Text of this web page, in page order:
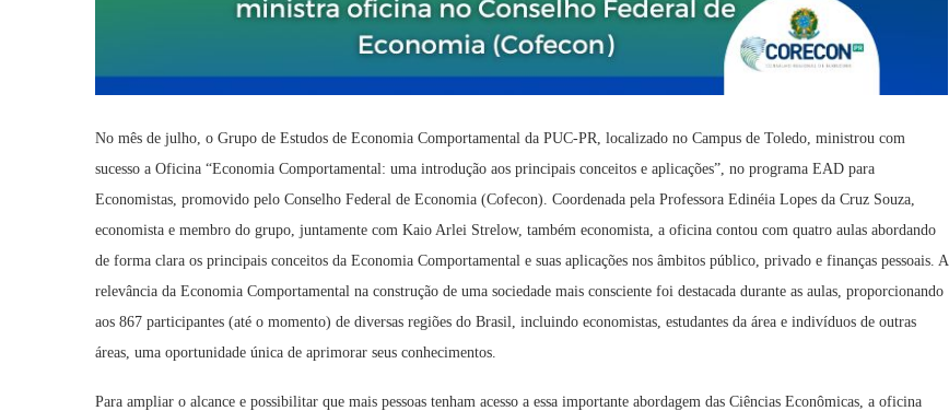
No mês de julho, o Grupo de Estudos de Economia Comportamental da PUC-PR, localizado no Campus de Toledo, ministrou com
sucesso a Oficina “Economia Comportamental: uma introdução aos principais conceitos e aplicações”, no programa EAD para
Economistas, promovido pelo Conselho Federal de Economia (Cofecon). Coordenada pela Professora Edinéia Lopes da Cruz Souza,
economista e membro do grupo, juntamente com Kaio Arlei Strelow, também economista, a oficina contou com quatro aulas abordando
de forma clara os principais conceitos da Economia Comportamental e suas aplicações nos âmbitos público, privado e finanças pessoais. A
relevância da Economia Comportamental na construção de uma sociedade mais consciente foi destacada durante as aulas, proporcionando
aos 867 participantes (até o momento) de diversas regiões do Brasil, incluindo economistas, estudantes da área e indivíduos de outras
áreas, uma oportunidade única de aprimorar seus conhecimentos.
Para ampliar o alcance e possibilitar que mais pessoas tenham acesso a essa importante abordagem das Ciências Econômicas, a oficina